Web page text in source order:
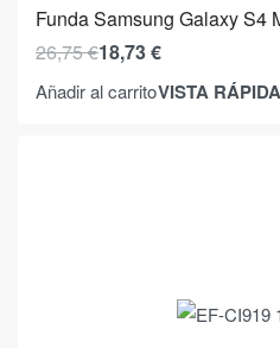
Funda Samsung Galaxy S4
26,75€18,73€
Añadir al carritoVISTA RÁPIDA